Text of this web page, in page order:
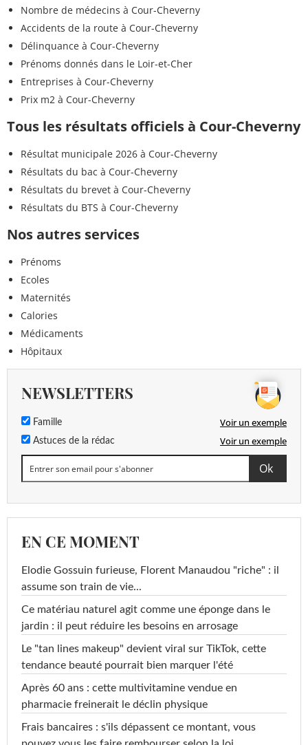
Nombre de médecins à Cour-Cheverny
Accidents de la route à Cour-Cheverny
Délinquance à Cour-Cheverny
Prénoms donnés dans le Loir-et-Cher
Entreprises à Cour-Cheverny
Prix m2 à Cour-Cheverny
Tous les résultats officiels à Cour-Cheverny
Résultat municipale 2026 à Cour-Cheverny
Résultats du bac à Cour-Cheverny
Résultats du brevet à Cour-Cheverny
Résultats du BTS à Cour-Cheverny
Nos autres services
Prénoms
Ecoles
Maternités
Calories
Médicaments
Hôpitaux
NEWSLETTERS
Famille Voir un exemple
Astuces de la rédac Voir un exemple
EN CE MOMENT
Elodie Gossuin furieuse, Florent Manaudou "riche" : il
assume son train de vie...
Ce matériau naturel agit comme une éponge dans le
jardin : il peut réduire les besoins en arrosage
Le "tan lines makeup" devient viral sur TikTok, cette
tendance beauté pourrait bien marquer l'été
Après 60 ans : cette multivitamine vendue en
pharmacie freinerait le déclin physique
Frais bancaires : s'ils dépassent ce montant, vous